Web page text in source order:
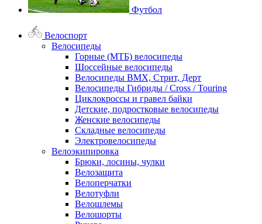
Футбол
Велоспорт
Велосипеды
Горные (МТБ) велосипеды
Шоссейные велосипеды
Велосипеды BMX, Стрит, Дерт
Велосипеды Гибриды / Cross / Touring
Циклокроссы и гравел байки
Детские, подростковые велосипеды
Женские велосипеды
Складные велосипеды
Электровелосипеды
Велоэкипировка
Брюки, лосины, чулки
Велозащита
Велоперчатки
Велотуфли
Велошлемы
Велошорты